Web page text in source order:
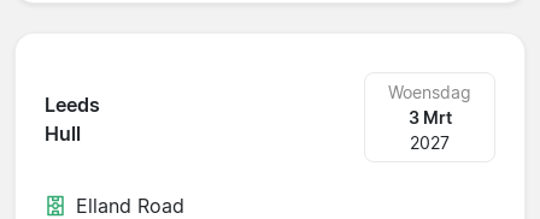
Leeds
Hull
Woensdag
3 Mrt
2027
Elland Road